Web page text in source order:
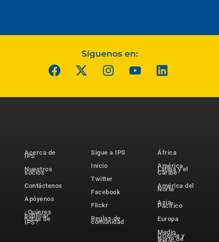
Síguenos en:
Acerca de
IPS
Nuestros
socios
Contáctenos
Apóyenos
¿Quieres
publicar
notas de
IPS?
Sigue a IPS
Inicio
Twitter
Facebook
Flickr
Reglas de
comunidad
África
América
Latina y el
Caribe
América del
Norte
Asia-
Pacífico
Europa
Medio
Oriente y
Norte de